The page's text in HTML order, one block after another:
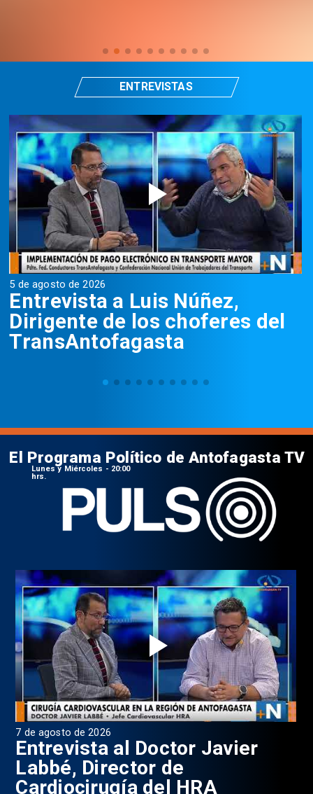
5 de agosto de 2026
Entrevista a Luis Núñez,
Dirigente de los choferes del
TransAntofagasta
ENTREVISTAS
7 de agosto de 2026
Entrevista al Doctor Javier
Labbé, Director de
Cardiocirugía del HRA
El Programa Político de Antofagasta TV
Lunes y Miércoles - 20:00
hrs.